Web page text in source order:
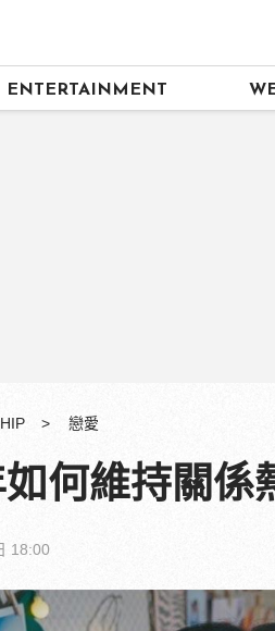
ENTERTAINMENT
戀愛
何維持關係
18:00